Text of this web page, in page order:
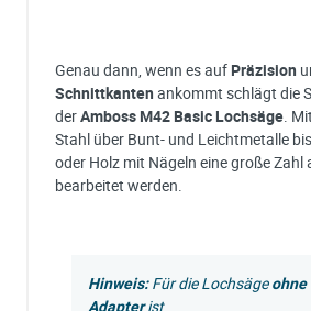
Genau dann, wenn es auf Präzision
Schnittkanten ankommt schlägt die
derAmboss M42 Basic Lochsäge .
Stahl über Bunt- und Leichtmetalle
oder Holz mit Nägeln eine große Zahl
bearbeitet werden.
Hinweis:Für die Lochsägeohne
Adapterist